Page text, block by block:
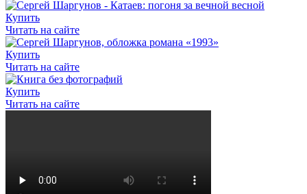
Купить
Читать на сайте
Купить
Читать на сайте
Купить
Читать на сайте